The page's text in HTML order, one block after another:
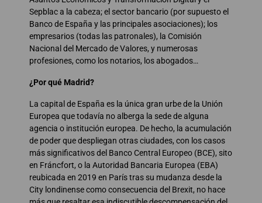
Sepblac a la cabeza; el sector bancario (por supuesto el
Banco de España y las principales asociaciones); los
empresarios (todas las patronales), la Comisión
Nacional del Mercado de Valores, y numerosas
profesiones, como los notarios, los abogados…
¿Por qué Madrid?
La capital de España es la única gran urbe de la Unión
Europea que todavía no alberga la sede de alguna
agencia o institución europea. De hecho, la acumulación
de poder que despliegan otras ciudades, con los casos
más significativos del Banco Central Europeo (BCE), sito
en Fráncfort, o la Autoridad Bancaria Europea (EBA)
reubicada en 2019 en París tras su mudanza desde la
City londinense como consecuencia del Brexit, no hace